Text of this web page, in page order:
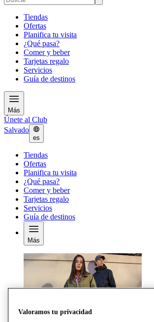
Tiendas
Ofertas
Planifica tu visita
¿Qué pasa?
Comer y beber
Tarjetas regalo
Servicios
Guía de destinos
Más
Únete al Club
Salvado
es
Tiendas
Ofertas
Planifica tu visita
¿Qué pasa?
Comer y beber
Tarjetas regalo
Servicios
Guía de destinos
Más
Valoramos tu privacidad